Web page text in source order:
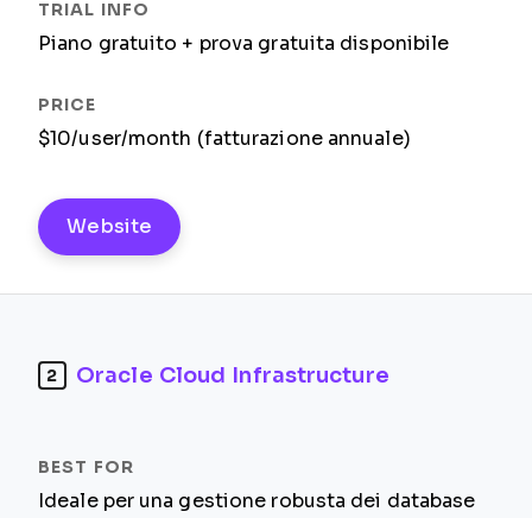
Piano gratuito + prova gratuita disponibile
$10/user/month (fatturazione annuale)
Website
2 Oracle Cloud Infrastructure
Ideale per una gestione robusta dei database